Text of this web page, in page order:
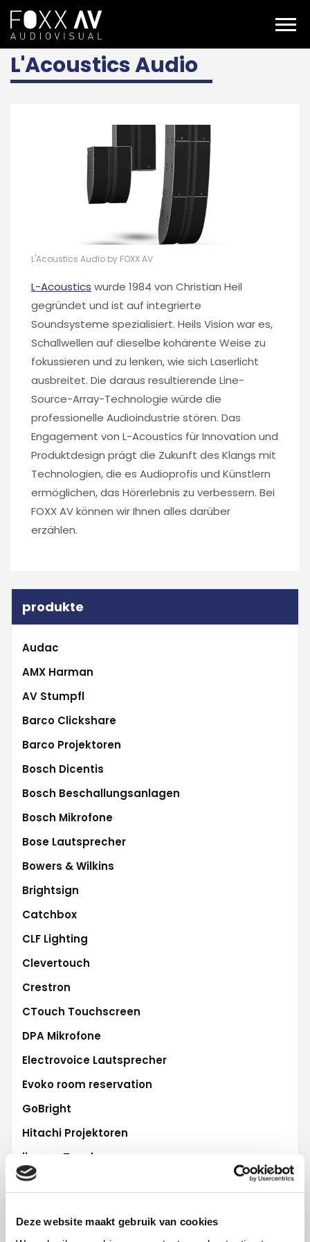
Deze website maakt gebruik van cookies
DE l'acoustics audio
L'Acoustics Audio
L'Acoustics Audio by FOXX AV
L-Acoustics wurde 1984 von Christian Heil
gegründet und ist auf integrierte
Soundsysteme spezialisiert. Heils Vision war es,
Schallwellen auf dieselbe kohärente Weise zu
fokussieren und zu lenken, wie sich Laserlicht
ausbreitet. Die daraus resultierende Line-
Source-Array-Technologie würde die
professionelle Audioindustrie stören. Das
Engagement von L-Acoustics für Innovation und
Produktdesign prägt die Zukunft des Klangs mit
Technologien, die es Audioprofis und Künstlern
ermöglichen, das Hörerlebnis zu verbessern. Bei
FOXX AV können wir Ihnen alles darüber
erzählen.
produkte
Audac
AMX Harman
AV Stumpfl
Barco Clickshare
Barco Projektoren
Bosch Dicentis
Bosch Beschallungsanlagen
Bosch Mikrofone
Bose Lautsprecher
Bowers & Wilkins
Brightsign
Catchbox
CLF Lighting
Clevertouch
Crestron
CTouch Touchscreen
DPA Mikrofone
Electrovoice Lautsprecher
Evoko room reservation
GoBright
Hitachi Projektoren
iiyama Touchscreen
L'Acoustics Audio
LG Displays